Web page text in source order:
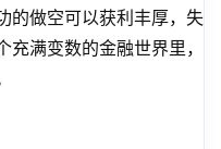
的做空可以获利丰厚，失
满变数的金融世界里，